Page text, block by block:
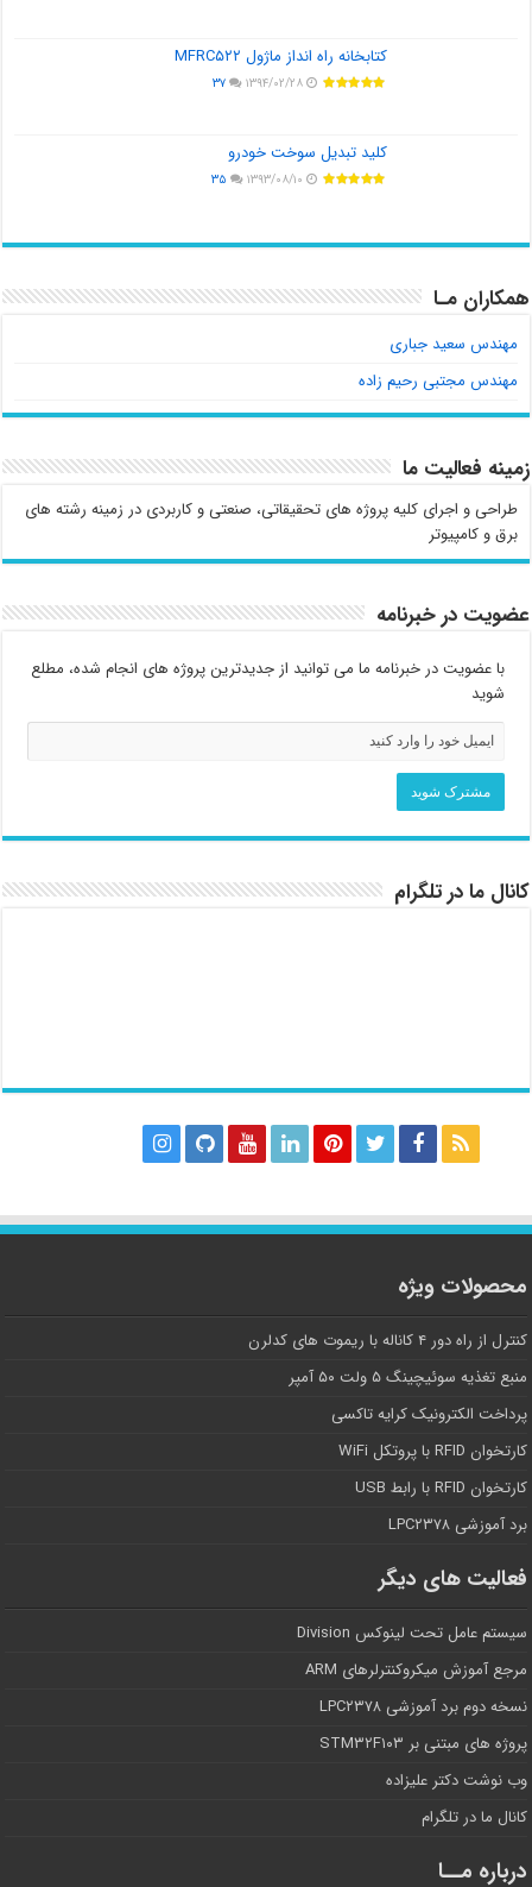
کتابخانه راه انداز ماژول MFRC۵۲۲
۱۳۹۴/۰۲/۲۸ ۳۷
کلید تبدیل سوخت خودرو
۱۳۹۳/۰۸/۱۰ ۳۵
همکاران مـا
مهندس سعید جباری
مهندس مجتبی رحیم زاده
زمینه فعالیت ما
طراحی و اجرای کلیه پروژه های تحقیقاتی، صنعتی و کاربردی در زمینه رشته های
برق و کامپیوتر
عضویت در خبرنامه
با عضویت در خبرنامه ما می توانید از جدیدترین پروژه های انجام شده، مطلع
شوید
کانال ما در تلگرام
محصولات ویژه
کنترل از راه دور ۴ کاناله با ریموت های کدلرن
منبع تغذیه سوئیچینگ ۵ ولت ۵۰ آمپر
پرداخت الکترونیک کرایه تاکسی
کارتخوان RFID با پروتکل WiFi
کارتخوان RFID با رابط USB
برد آموزشی LPC۲۳۷۸
فعالیت های دیگر
سیستم عامل تحت لینوکس Division
مرجع آموزش میکروکنترلرهای ARM
نسخه دوم برد آموزشی LPC۲۳۷۸
پروژه های مبتنی بر STM۳۲F۱۰۳
وب نوشت دکتر علیزاده
کانال ما در تلگرام
درباره مــا